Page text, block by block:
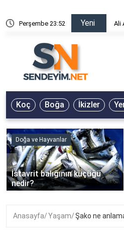
Perşembe 23:52 Yeni Ali
Koç Boğa İkizler
Doğa ve Hayvanlar
İstavrit balığının küçüğü
nedir?
‹
Anasayfa Yaşam Şako ne